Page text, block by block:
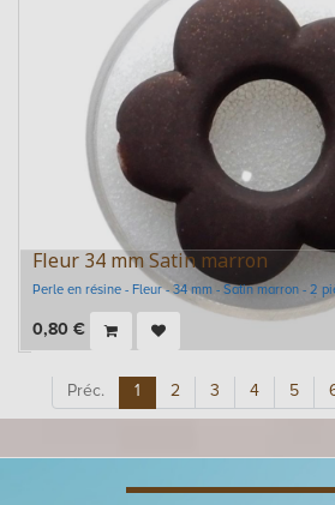
Fleur 34 mm Satin marron
Perle en résine - Fleur - 34 mm - Satin marron - 2
0,80 €
Préc. 1 2 3 4 5